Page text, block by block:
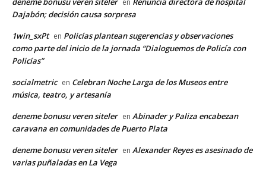
en
Dajabón; decisión causa sorpresa
1win_sxPt en Policías plantean sugerencias y observaciones
como parte del inicio de la jornada “Dialoguemos de Policía con
Policías”
socialmetric en Celebran Noche Larga de los Museos entre
música, teatro, y artesanía
deneme bonusu veren siteler en Abinader y Paliza encabezan
caravana en comunidades de Puerto Plata
deneme bonusu veren siteler en Alexander Reyes es asesinado de
varias puñaladas en La Vega